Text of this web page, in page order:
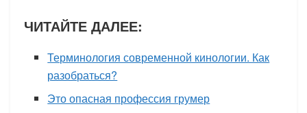
ЧИТАЙТЕ ДАЛЕЕ:
Терминология современной кинологии. Как
разобраться?
Это опасная профессия грумер